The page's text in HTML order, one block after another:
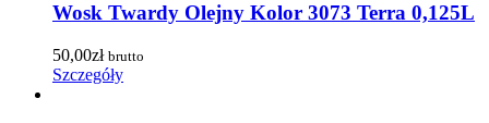
Wosk Twardy Olejny Kolor 3073 Terra 0,125L
50,00zł brutto
Szczegóły